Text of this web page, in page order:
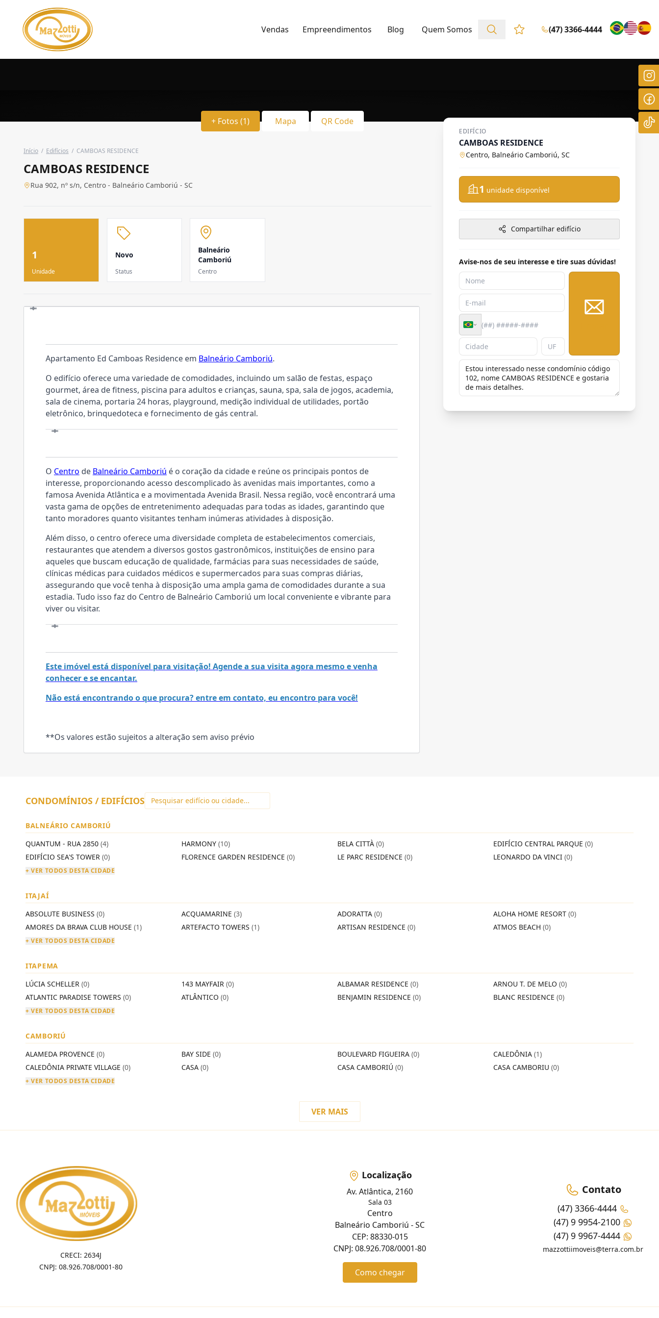
Vendas Empreendimentos Blog Quem Somos Favoritos (0 itens)
(47) 3366-4444
+ Fotos (1) Mapa QR Code
Início / Edifícios / CAMBOAS RESIDENCE
CAMBOAS RESIDENCE
Rua 902, nº s/n, Centro - Balneário Camboriú - SC
1
Unidade
Novo
Status
Balneário
Camboriú
Centro
Apartamento Ed Camboas Residence em Balneário Camboriú.
O edifício oferece uma variedade de comodidades, incluindo um salão de festas, espaço
gourmet, área de fitness, piscina para adultos e crianças, sauna, spa, sala de jogos, academia,
sala de cinema, portaria 24 horas, playground, medição individual de utilidades, portão
eletrônico, brinquedoteca e fornecimento de gás central.
O Centro de Balneário Camboriú é o coração da cidade e reúne os principais pontos de
interesse, proporcionando acesso descomplicado às avenidas mais importantes, como a
famosa Avenida Atlântica e a movimentada Avenida Brasil. Nessa região, você encontrará uma
vasta gama de opções de entretenimento adequadas para todas as idades, garantindo que
tanto moradores quanto visitantes tenham inúmeras atividades à disposição.
Além disso, o centro oferece uma diversidade completa de estabelecimentos comerciais,
restaurantes que atendem a diversos gostos gastronômicos, instituições de ensino para
aqueles que buscam educação de qualidade, farmácias para suas necessidades de saúde,
clínicas médicas para cuidados médicos e supermercados para suas compras diárias,
assegurando que você tenha à disposição uma ampla gama de comodidades durante a sua
estadia. Tudo isso faz do Centro de Balneário Camboriú um local conveniente e vibrante para
viver ou visitar.
Este imóvel está disponível para visitação! Agende a sua visita agora mesmo e venha
conhecer e se encantar.
Não está encontrando o que procura? entre em contato, eu encontro para você!
**Os valores estão sujeitos a alteração sem aviso prévio
EDIFÍCIO
CAMBOAS RESIDENCE
Centro, Balneário Camboriú, SC
1 unidade disponível
Compartilhar edifício
Avise-nos de seu interesse e tire suas dúvidas!
CONDOMÍNIOS / EDIFÍCIOS
BALNEÁRIO CAMBORIÚ
QUANTUM - RUA 2850 (4) HARMONY (10) BELA CITTÀ (0) EDIFÍCIO CENTRAL PARQUE (0)
EDIFÍCIO SEA'S TOWER (0) FLORENCE GARDEN RESIDENCE (0) LE PARC RESIDENCE (0) LEONARDO DA VINCI (0)
+ VER TODOS DESTA CIDADE
ITAJAÍ
ABSOLUTE BUSINESS (0) ACQUAMARINE (3) ADORATTA (0) ALOHA HOME RESORT (0)
AMORES DA BRAVA CLUB HOUSE (1) ARTEFACTO TOWERS (1) ARTISAN RESIDENCE (0) ATMOS BEACH (0)
+ VER TODOS DESTA CIDADE
ITAPEMA
LÚCIA SCHELLER (0) 143 MAYFAIR (0) ALBAMAR RESIDENCE (0) ARNOU T. DE MELO (0)
ATLANTIC PARADISE TOWERS (0) ATLÂNTICO (0) BENJAMIN RESIDENCE (0) BLANC RESIDENCE (0)
+ VER TODOS DESTA CIDADE
CAMBORIÚ
ALAMEDA PROVENCE (0) BAY SIDE (0) BOULEVARD FIGUEIRA (0) CALEDÔNIA (1)
CALEDÔNIA PRIVATE VILLAGE (0) CASA (0) CASA CAMBORIÚ (0) CASA CAMBORIU (0)
+ VER TODOS DESTA CIDADE
VER MAIS
CRECI: 2634J
CNPJ: 08.926.708/0001-80
Localização
Av. Atlântica, 2160
Sala 03
Centro
Balneário Camboriú - SC
CEP: 88330-015
CNPJ: 08.926.708/0001-80
Como chegar
Contato
(47) 3366-4444
(47) 9 9954-2100
(47) 9 9967-4444
mazzottiimoveis@terra.com.br